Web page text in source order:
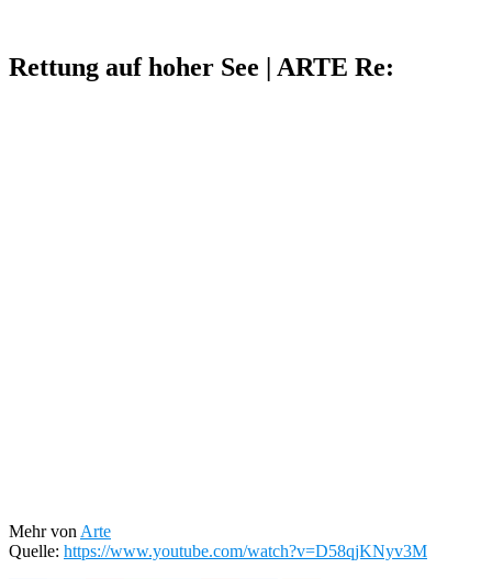
Rettung auf hoher See | ARTE Re:
Mehr von Arte
Quelle: https://www.youtube.com/watch?v=D58qjKNyv3M